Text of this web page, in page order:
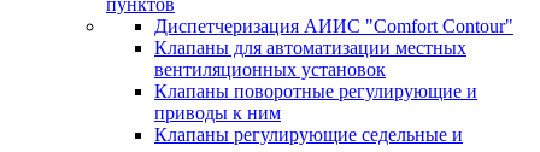
пунктов
Диспетчеризация АИИС "Comfort Contour"
Клапаны для автоматизации местных
вентиляционных установок
Клапаны поворотные регулирующие и
приводы к ним
Клапаны регулирующие седельные и